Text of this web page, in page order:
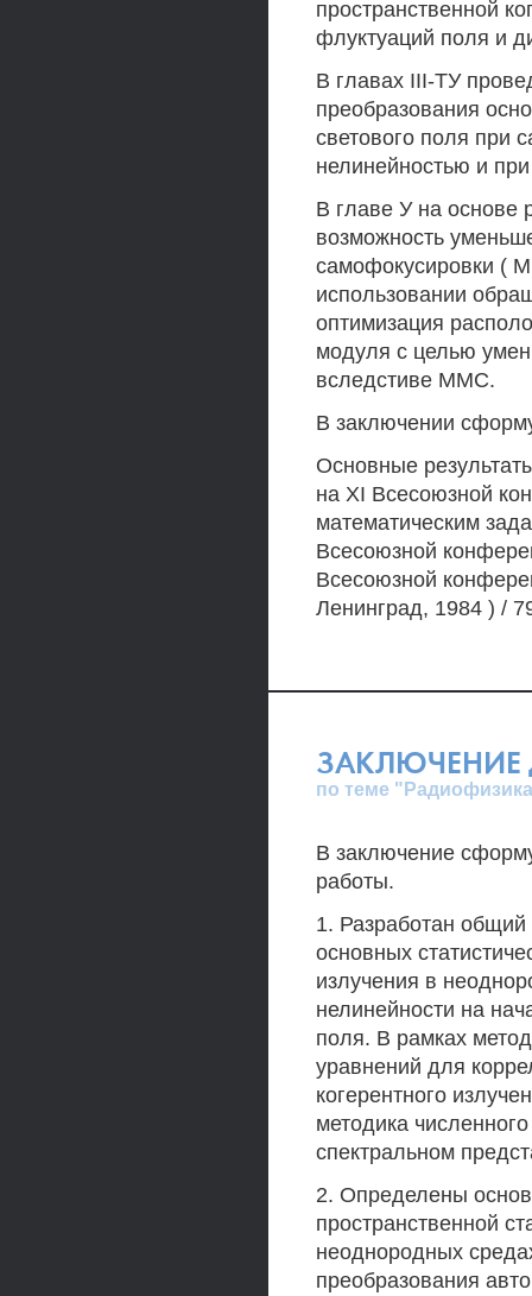
пространственной
флуктуаций поля и
В главах III-ТУ
преобразования
светового поля при
нелинейностью и
В главе У на основе
возможность
самофокусировки (
использовании
оптимизация
модуля с целью
вследстиве ММС.
В заключении
Основные
на XI Всесоюзной
математическим
Всесоюзной
Всесоюзной
Ленинград, 1984 ) /
ЗАКЛЮЧЕНИЕ
по теме
В заключение
работы.
1. Разработан
основных
излучения в
нелинейности на
поля. В рамках
уравнений для
когерентного
методика
спектральном
2. Определены
пространственной
неоднородных
преобразования